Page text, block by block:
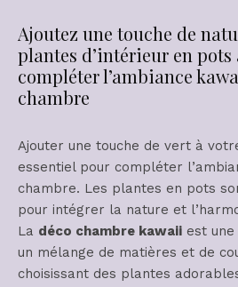
Ajoutez une touche de
plantes d’intérieur en
compléter l’ambiance
chambre
Ajouter une touche de vert à
essentiel pour compléter
chambre. Les plantes en pots
pour intégrer la nature et
La déco chambre kawaii est
un mélange de matières et de
choisissant des plantes